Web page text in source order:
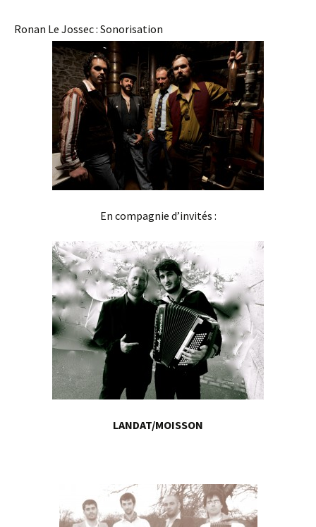
Ronan Le Jossec : Sonorisation
En compagnie d’invités :
LANDAT/MOISSON